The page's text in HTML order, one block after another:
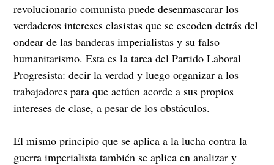
revolucionario comunista puede desenmascarar los
verdaderos intereses clasistas que se escoden detrás del
ondear de las banderas imperialistas y su falso
humanitarismo. Esta es la tarea del Partido Laboral
Progresista: decir la verdad y luego organizar a los
trabajadores para que actúen acorde a sus propios
intereses de clase, a pesar de los obstáculos.
El mismo principio que se aplica a la lucha contra la
guerra imperialista también se aplica en analizar y